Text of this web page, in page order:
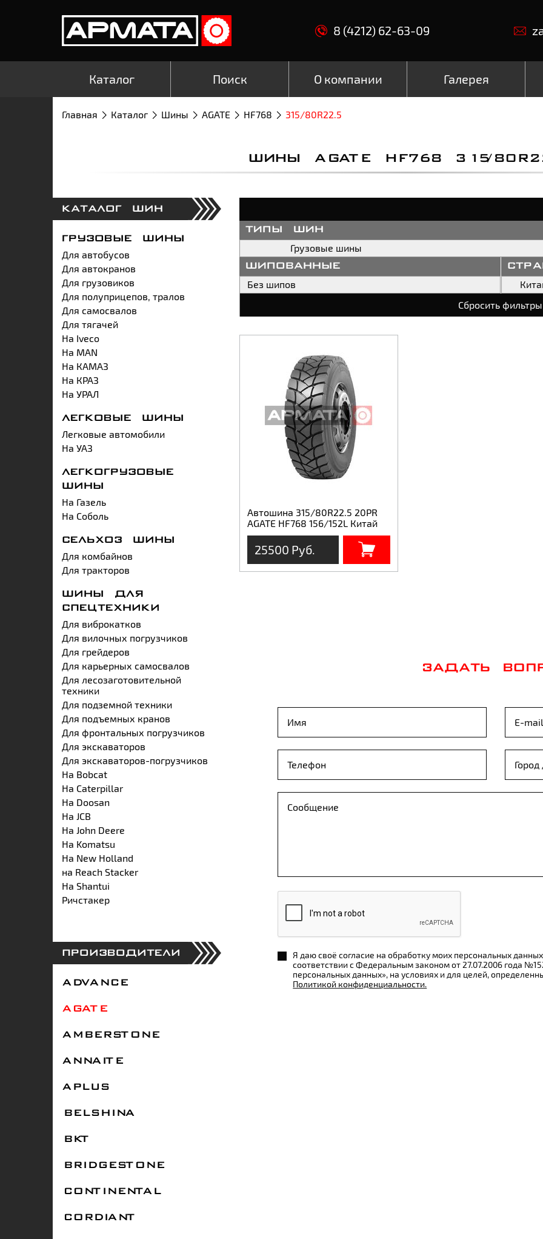
8 (4212) 62-63-09
Каталог Поиск О компании Галерея
Главная Каталог Шины AGATE HF768 315/80R22.5
ШИНЫ AGATE HF768 315/
КАТАЛОГ ШИН
ГРУЗОВЫЕ ШИНЫ
Для автобусов
Для автокранов
Для грузовиков
Для полуприцепов, тралов
Для самосвалов
Для тягачей
На Iveco
На MAN
На КАМАЗ
На КРАЗ
На УРАЛ
ЛЕГКОВЫЕ ШИНЫ
Легковые автомобили
На УАЗ
ЛЕГКОГРУЗОВЫЕ
ШИНЫ
На Газель
На Соболь
СЕЛЬХОЗ ШИНЫ
Для комбайнов
Для тракторов
ШИНЫ ДЛЯ
СПЕЦТЕХНИКИ
Для виброкатков
Для вилочных погрузчиков
Для грейдеров
Для карьерных самосвалов
Для лесозаготовительной
техники
Для подземной техники
Для подъемных кранов
Для фронтальных погрузчиков
Для экскаваторов
Для экскаваторов-погрузчиков
На Bobcat
На Caterpillar
На Doosan
На JCB
На John Deere
На Komatsu
На New Holland
на Reach Stacker
На Shantui
Ричстакер
ПРОИЗВОДИТЕЛИ
ADVANCE
AGATE
AMBERSTONE
ANNAITE
APLUS
BELSHINA
BKT
BRIDGESTONE
CONTINENTAL
CORDIANT
типы шин
Грузовые шины
шипованные
Без шипов
Сбросить фильтры
Автошина 315/80R22.5 20PR
AGATE HF768 156/152L Китай
25500 Руб.
ЗАДАТЬ
Я даю своё согласие на обработку моих персональных
соответствии с Федеральным законом от 27.07.2006 года
персональных данных», на условиях и для целей,
Политикой конфиденциальности.